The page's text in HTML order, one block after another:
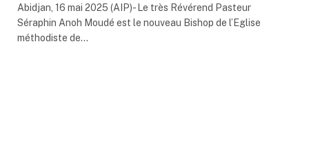
Abidjan, 16 mai 2025 (AIP)- Le très Révérend Pasteur
Séraphin Anoh Moudé est le nouveau Bishop de l’Eglise
méthodiste de…